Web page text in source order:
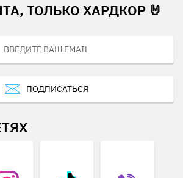
ТОЛЬКО ХАРДКОР 🤘
ПОДПИСАТЬСЯ